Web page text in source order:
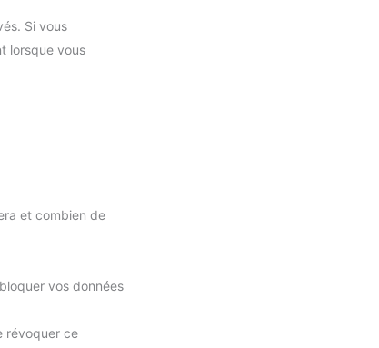
Si vous
lorsque vous
et combien de
vos données
révoquer ce